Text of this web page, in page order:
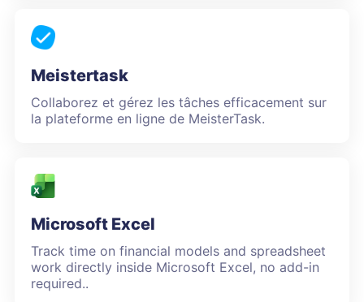
Meistertask
Collaborez et gérez les tâches efficacement sur
la plateforme en ligne de MeisterTask.
Microsoft Excel
Track time on financial models and spreadsheet
work directly inside Microsoft Excel, no add-in
required..